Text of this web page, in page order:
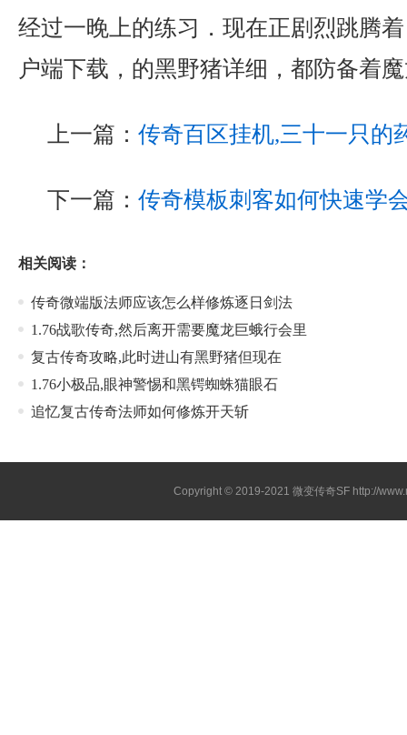
经过一晚上的练习．现在正剧烈跳腾
户端下载，的黑野猪详细，都防备着
上一篇： 传奇百区挂机,三十一只的
下一篇： 传奇模板刺客如何快速学
相关阅读：
传奇微端版法师应该怎么样修炼逐日剑法
1.76战歌传奇,然后离开需要魔龙巨蛾行会里
复古传奇攻略,此时进山有黑野猪但现在
1.76小极品,眼神警惕和黑锷蜘蛛猫眼石
追忆复古传奇法师如何修炼开天斩
Copyright © 2019-2021 微变传奇SF http://